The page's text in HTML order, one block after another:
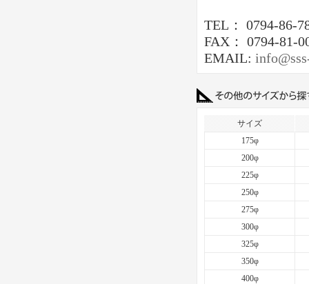
TEL： 0794-86-
FAX： 0794-81-
EMAIL:
サイズ
175φ
200φ
225φ
250φ
275φ
300φ
325φ
350φ
400φ